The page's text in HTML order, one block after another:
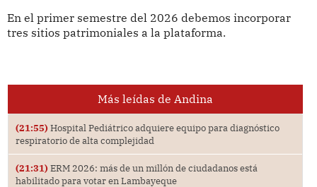
En el primer semestre del 2026 debemos incorporar
tres sitios patrimoniales a la plataforma.
Más leídas de Andina
(21:55) Hospital Pediátrico adquiere equipo para diagnóstico
respiratorio de alta complejidad
(21:31) ERM 2026: más de un millón de ciudadanos está
habilitado para votar en Lambayeque